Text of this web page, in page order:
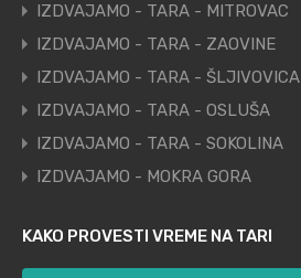
IZDVAJAMO - TARA - MITROVAC
IZDVAJAMO - TARA - ZAOVINE
IZDVAJAMO - TARA - ŠLJIVOVICA
IZDVAJAMO - TARA - OSLUŠA
IZDVAJAMO - TARA - SOKOLINA
IZDVAJAMO - MOKRA GORA
KAKO PROVESTI VREME NA TARI